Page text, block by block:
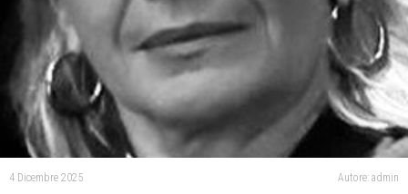
4 Dicembre 2025 Autore: admin